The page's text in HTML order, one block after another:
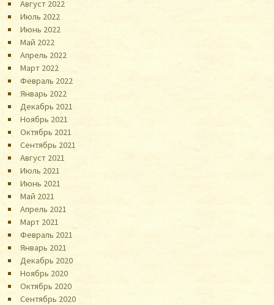
Август 2022
Июль 2022
Июнь 2022
Май 2022
Апрель 2022
Март 2022
Февраль 2022
Январь 2022
Декабрь 2021
Ноябрь 2021
Октябрь 2021
Сентябрь 2021
Август 2021
Июль 2021
Июнь 2021
Май 2021
Апрель 2021
Март 2021
Февраль 2021
Январь 2021
Декабрь 2020
Ноябрь 2020
Октябрь 2020
Сентябрь 2020